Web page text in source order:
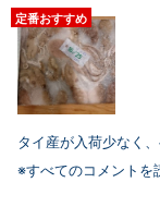
定番おすすめ
タイ産が入荷少なく
※すべてのコメントを